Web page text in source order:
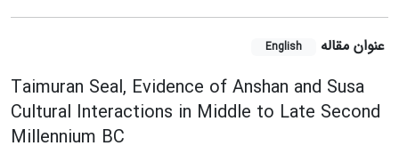
عنوان مقاله English
Taimuran Seal, Evidence of Anshan and Susa
Cultural Interactions in Middle to Late Second
Millennium BC